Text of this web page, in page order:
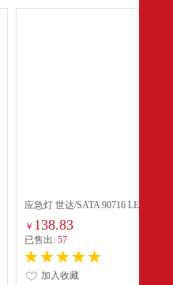
应急灯 世达/SATA 90716 LED灯
￥ 138.83
已售出:57
加入收藏